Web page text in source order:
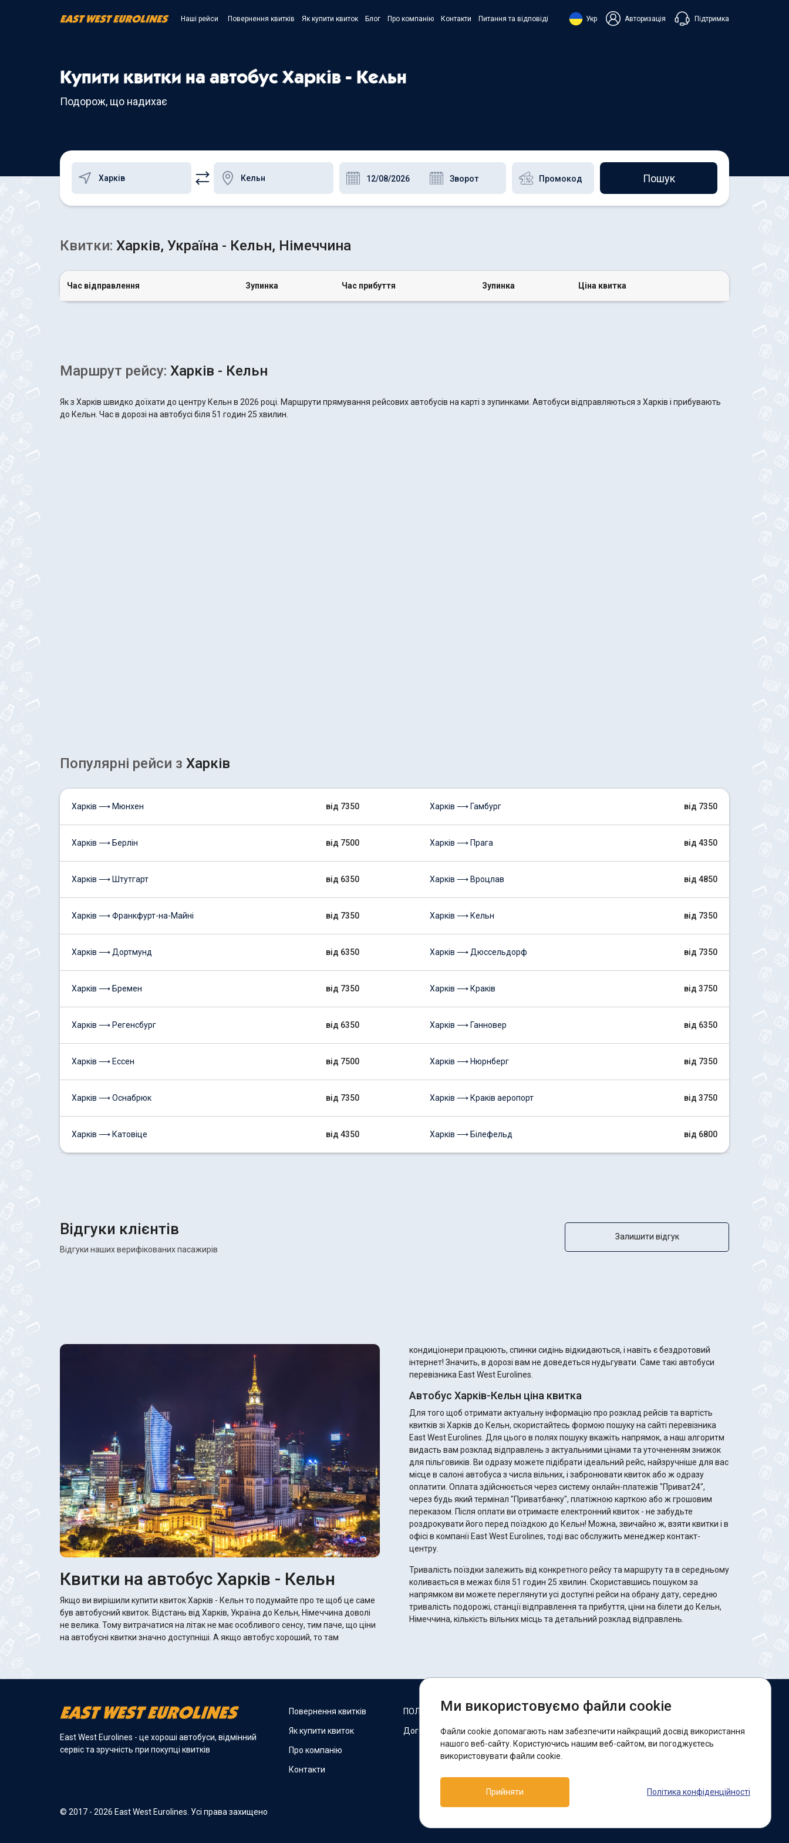
Наші рейси Повернення квитків Як купити квиток Блог Про компанію Контакти Питання та відповіді Укр Авторизація Підтримка
Чат в Messenger
Купити квитки на автобус Харків - Кельн
Подорож, що надихає
Пошук
Квитки: Харків, Україна - Кельн, Німеччина
Час відправлення Зупинка Час прибуття Зупинка Ціна квитка
Маршрут рейсу: Харків - Кельн
Як з Харків швидко доїхати до центру Кельн в 2026 році. Маршрути прямування рейсових автобусів на карті з зупинками. Автобуси відправляються з Харків і прибувають
до Кельн. Час в дорозі на автобусі біля 51 годин 25 хвилин.
Популярні рейcи з Харків
Харків ⟶ Мюнхен від 7350
Харків ⟶ Берлін від 7500
Харків ⟶ Штутгарт від 6350
Харків ⟶ Франкфурт-на-Майні від 7350
Харків ⟶ Дортмунд від 6350
Харків ⟶ Бремен від 7350
Харків ⟶ Регенсбург від 6350
Харків ⟶ Ессен від 7500
Харків ⟶ Оснабрюк від 7350
Харків ⟶ Катовіце від 4350
Харків ⟶ Гамбург від 7350
Харків ⟶ Прага від 4350
Харків ⟶ Вроцлав від 4850
Харків ⟶ Кельн від 7350
Харків ⟶ Дюссельдорф від 7350
Харків ⟶ Краків від 3750
Харків ⟶ Ганновер від 6350
Харків ⟶ Нюрнберг від 7350
Харків ⟶ Краків аеропорт від 3750
Харків ⟶ Білефельд від 6800
Відгуки клієнтів
Відгуки наших верифікованих пасажирів
Залишити відгук
Квитки на автобус Харків - Кельн
Якщо ви вирішили купити квиток Харків - Кельн то подумайте про те щоб це саме
був автобусний квиток. Відстань від Харків, Україна до Кельн, Німеччина доволі
не велика. Тому витрачатися на літак не має особливого сенсу, тим паче, що ціни
на автобусні квитки значно доступніші. А якщо автобус хороший, то там
кондиціонери працюють, спинки сидінь відкидаються, і навіть є бездротовий
інтернет! Значить, в дорозі вам не доведеться нудьгувати. Саме такі автобуси
перевізника East West Eurolines.
Автобус Харків-Кельн ціна квитка
Для того щоб отримати актуальну інформацію про розклад рейсів та вартість
квитків зі Харків до Кельн, скористайтесь формою пошуку на сайті перевізника
East West Eurolines. Для цього в полях пошуку вкажіть напрямок, а наш алгоритм
видасть вам розклад відправлень з актуальними цінами та уточненням знижок
для пільговиків. Ви одразу можете підібрати ідеальний рейс, найзручніше для вас
місце в салоні автобуса з числа вільних, і забронювати квиток або ж одразу
оплатити. Оплата здійснюється через систему онлайн-платежів "Приват24",
через будь який термінал "Приватбанку", платіжною карткою або ж грошовим
переказом. Після оплати ви отримаєте електронний квиток - не забудьте
роздрокувати його перед поїздкою до Кельн! Можна, звичайно ж, взяти квитки і в
офісі в компанії East West Eurolines, тоді вас обслужить менеджер контакт-
центру.
Тривалість поїздки залежить від конкретного рейсу та маршруту та в середньому
коливається в межах біля 51 годин 25 хвилин. Скориставшись пошуком за
напрямком ви можете переглянути усі доступні рейси на обрану дату, середню
тривалість подорожі, станції відправлення та прибуття, ціни на білети до Кельн,
Німеччина, кількість вільних місць та детальний розклад відправлень.
East West Eurolines - це хороші автобуси, відмінний
сервіс та зручність при покупці квитків
© 2017 - 2026 East West Eurolines. Усі права захищено
Повернення квитків
Як купити квиток
Про компанію
Контакти
ПОЛІТИКА COOKIES
Договір оферти
Ми в соцмережах:
Facebook
Підтримка:
Telegram-бот
Ми використовуємо файли cookie
Файли cookie допомагають нам забезпечити найкращий досвід використання
нашого веб-сайту. Користуючись нашим веб-сайтом, ви погоджуєтесь
використовувати файли cookie.
Прийняти Політика конфіденційності